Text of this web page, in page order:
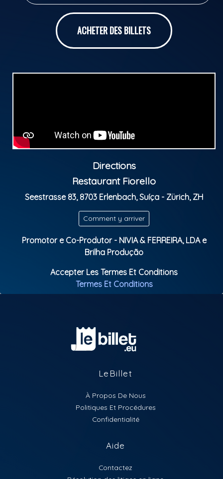
No palco, os personagens Sarah, Miguel e Davi
conduzem uma emocionante aventura que celebra
Espetáculo “Deus É Tão Bom” – 3 Palavrinhas pela
primeira vez na Europa
De 03 a 23 de novembro de 2025
Mais informações: @brilhaproducao
Classification Parentale: Para Toda Família | Crianças
ACHETER DES BILLETS
Directions
Restaurant Fiorello
Seestrasse 83, 8703 Erlenbach, Suíça - Zürich, ZH
Comment y arriver
Promotor e Co-Produtor - NIVIA & FERREIRA, LDA e
Brilha Produção
Accepter Les Termes Et Conditions
Termes Et Conditions
LeBillet
À Propos De Nous
Politiques Et Procédures
Confidentialité
Aide
Contactez